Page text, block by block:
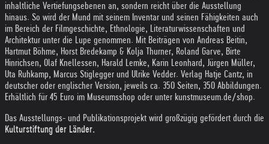
inhaltliche Vertiefungsebenen an, sondern reicht über die Ausstellung
hinaus. So wird der Mund mit seinem Inventar und seinen Fähigkeiten auch
im Bereich der Filmgeschichte, Ethnologie, Literaturwissenschaften und
Architektur unter die Lupe genommen. Mit Beiträgen von Andreas Beitin,
Hartmut Böhme, Horst Bredekamp & Kolja Thurner, Roland Garve, Birte
Hinrichsen, Olaf Knellessen, Harald Lemke, Karin Leonhard, Jürgen Müller,
Uta Ruhkamp, Marcus Stiglegger und Ulrike Vedder. Verlag Hatje Cantz, in
deutscher oder englischer Version, jeweils ca. 350 Seiten, 350 Abbildungen.
Erhältlich für 45 Euro im Museumsshop oder unter kunstmuseum.de/shop.
Das Ausstellungs- und Publikationsprojekt wird großzügig gefördert durch die
Kulturstiftung der Länder.